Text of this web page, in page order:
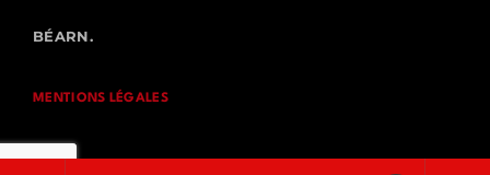
BÉARN.
MENTIONS LÉGALES